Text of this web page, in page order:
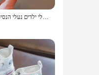
all the
parents looking
feet,
a wide range
קיץ בנות סתיו נעלי עור אופנה פאייטים סנדלים ילדים נעלי ילדים נעלי הנסיכה גודל 21-35